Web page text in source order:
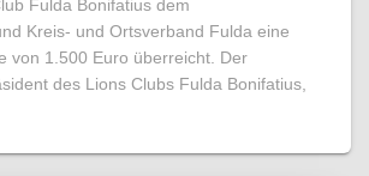
Fulda Bonifatius dem
Kreis- und Ortsverband Fulda eine
von 1.500 Euro überreicht. Der
des Lions Clubs Fulda Bonifatius,